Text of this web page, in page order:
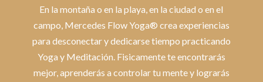
En la montaña o en la playa, en la ciudad o en el
campo, Mercedes Flow Yoga® crea experiencias
para desconectar y dedicarse tiempo practicando
Yoga y Meditación. Fisicamente te encontrarás
mejor, aprenderás a controlar tu mente y lograrás